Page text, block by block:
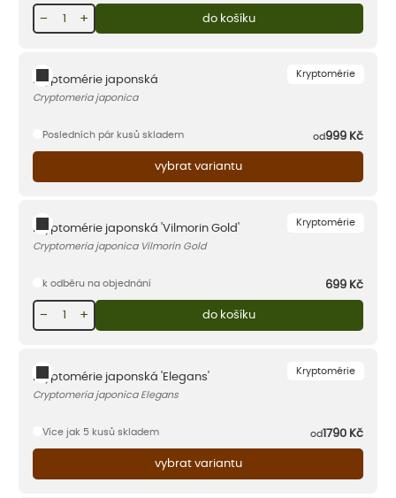
+
− do košíku
Kryptomérie
Kryptomérie japonská
Cryptomeria japonica
Posledních pár kusů skladem od999 Kč
vybrat variantu
Kryptomérie
Kryptomérie japonská 'Vilmorin Gold'
Cryptomeria japonica Vilmorin Gold
k odběru na objednání 699 Kč
+
− do košíku
Kryptomérie
Kryptomérie japonská 'Elegans'
Cryptomeria japonica Elegans
Více jak 5 kusů skladem od1790 Kč
vybrat variantu